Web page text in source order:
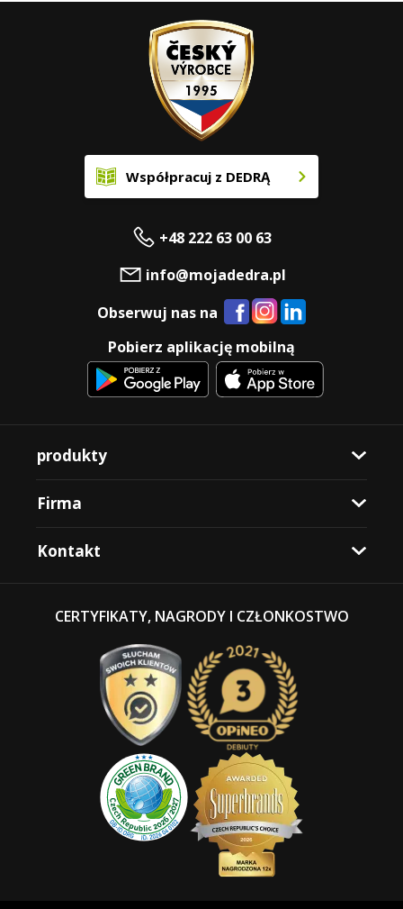
Współpracuj z DEDRĄ
+48 222 63 00 63
info@mojadedra.pl
Obserwuj nas na
Pobierz aplikację mobilną
produkty
Firma
Kontakt
CERTYFIKATY, NAGRODY I CZŁONKOSTWO